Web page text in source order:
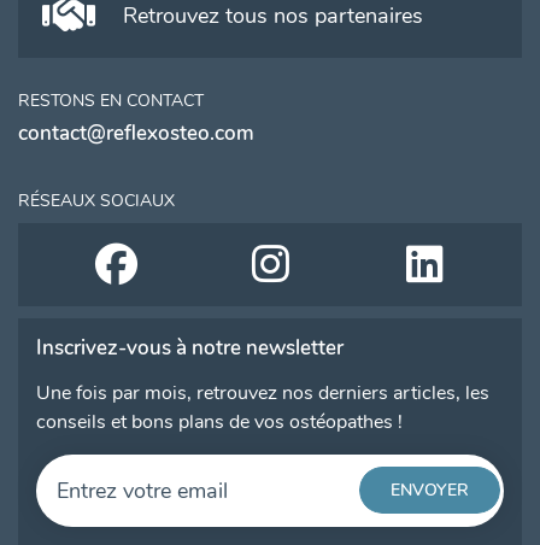
Retrouvez tous nos partenaires
RESTONS EN CONTACT
contact@reflexosteo.com
RÉSEAUX SOCIAUX
Inscrivez-vous à notre newsletter
Une fois par mois, retrouvez nos derniers articles, les
conseils et bons plans de vos ostéopathes !